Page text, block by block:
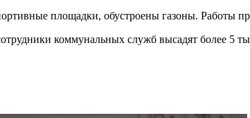
площадки, обустроены газоны. Работы
коммунальных служб высадят более 5